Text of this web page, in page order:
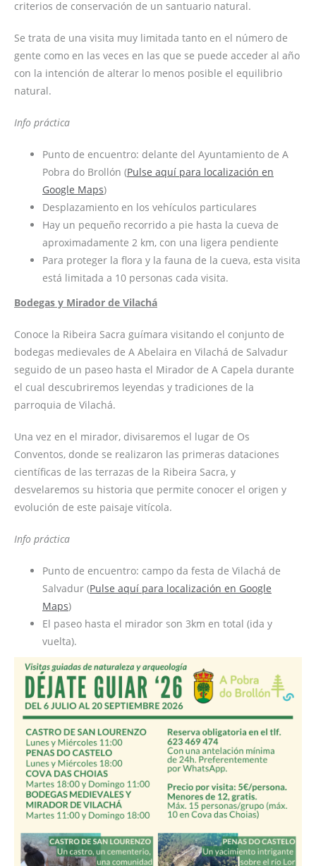
criterios de conservación de un santuario natural.
Se trata de una visita muy limitada tanto en el número de
gente como en las veces en las que se puede acceder al año
con la intención de alterar lo menos posible el equilibrio
natural.
Info práctica
Punto de encuentro: delante del Ayuntamiento de A
Pobra do Brollón (Pulse aquí para localización en
Google Maps)
Desplazamiento en los vehículos particulares
Hay un pequeño recorrido a pie hasta la cueva de
aproximadamente 2 km, con una ligera pendiente
Para proteger la flora y la fauna de la cueva, esta visita
está limitada a 10 personas cada visita.
Bodegas y Mirador de Vilachá
Conoce la Ribeira Sacra guímara visitando el conjunto de
bodegas medievales de A Abelaira en Vilachá de Salvadur
seguido de un paseo hasta el Mirador de A Capela durante
el cual descubriremos leyendas y tradiciones de la
parroquia de Vilachá.
Una vez en el mirador, divisaremos el lugar de Os
Conventos, donde se realizaron las primeras dataciones
científicas de las terrazas de la Ribeira Sacra, y
desvelaremos su historia que permite conocer el origen y
evolución de este paisaje vitícola.
Info práctica
Punto de encuentro: campo da festa de Vilachá de
Salvadur (Pulse aquí para localización en Google
Maps)
El paseo hasta el mirador son 3km en total (ida y
vuelta).